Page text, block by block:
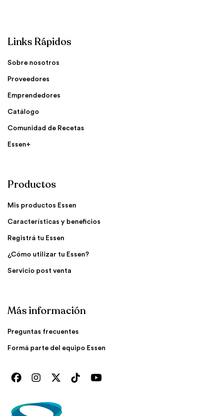
Links Rápidos
Sobre nosotros
Proveedores
Emprendedores
Catálogo
Comunidad de Recetas
Essen+
Productos
Mis productos Essen
Características y beneficios
Registrá tu Essen
¿Cómo utilizar tu Essen?
Servicio post venta
Más información
Preguntas frecuentes
Formá parte del equipo Essen